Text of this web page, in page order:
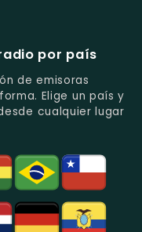
Populares
Y
Folclore
En
Azogues.
por país
de emisoras
Elige un país y
cualquier lugar